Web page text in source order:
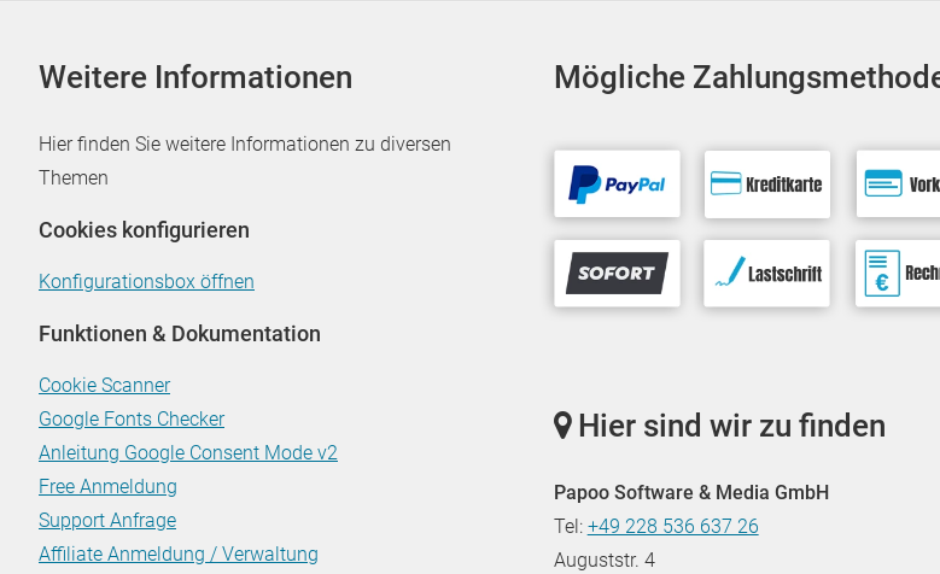
Weitere Informationen
Hier finden Sie weitere Informationen zu diversen
Themen
Cookies konfigurieren
Konfigurationsbox öffnen
Funktionen & Dokumentation
Cookie Scanner
Google Fonts Checker
Anleitung Google Consent Mode v2
Free Anmeldung
Support Anfrage
Affiliate Anmeldung / Verwaltung
Mögliche
Hier sind wir zu finden
Papoo Software & Media GmbH
Tel: +49 228 536 637 26
Auguststr. 4